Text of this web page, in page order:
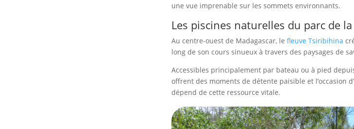
une vue imprenable sur les sommets environnants.
Les piscines naturelles du parc de
Au centre-ouest de Madagascar, le fleuve Tsiribihina
long de son cours sinueux à travers des paysages de
Accessibles principalement par bateau ou à pied
offrent des moments de détente paisible et l’occasion
dépend de cette ressource vitale.